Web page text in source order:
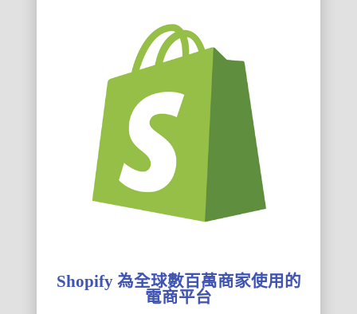
Shopify 為全球數百萬商家使用的
電商平台